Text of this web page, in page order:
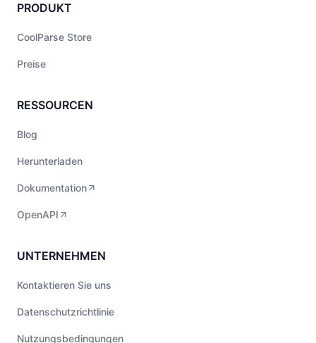
PRODUKT
CoolParse Store
Preise
RESSOURCEN
Blog
Herunterladen
Dokumentation
OpenAPI
UNTERNEHMEN
Kontaktieren Sie uns
Datenschutzrichtlinie
Nutzungsbedingungen